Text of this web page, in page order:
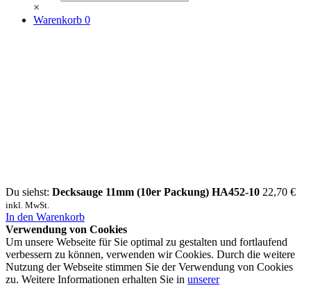
×
Warenkorb 0
Du siehst: Decksauge 11mm (10er Packung) HA452-10 22,70 €
inkl. MwSt.
In den Warenkorb
Verwendung von Cookies
Um unsere Webseite für Sie optimal zu gestalten und fortlaufend
verbessern zu können, verwenden wir Cookies. Durch die weitere
Nutzung der Webseite stimmen Sie der Verwendung von Cookies
zu. Weitere Informationen erhalten Sie in unserer